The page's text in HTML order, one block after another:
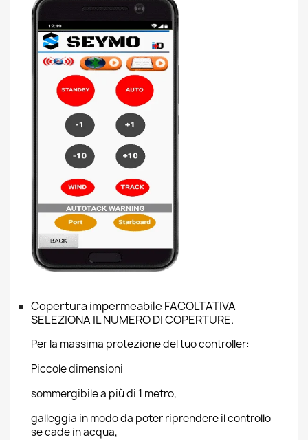
Copertura impermeabile FACOLTATIVA
SELEZIONA IL NUMERO DI COPERTURE.
Per la massima protezione del tuo controller:
Piccole dimensioni
sommergibile a più di 1 metro,
galleggia in modo da poter riprendere il controllo
se cade in acqua,